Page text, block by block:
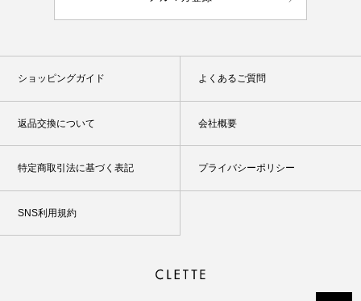
ショッピングガイド よくあるご質問
返品交換について 会社概要
特定商取引法に基づく表記 プライバシーポリシー
SNS利用規約